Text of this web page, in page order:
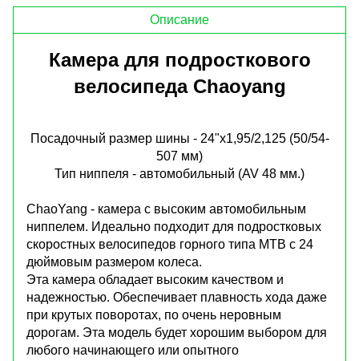
Описание
Камера для подросткового
велосипеда Chaoyang
Посадочный размер шины - 24"x1,95/2,125 (50/54-
507 мм)
Тип ниппеля - автомобильный (AV 48 мм.)
ChaoYang - камера с высоким автомобильным
ниппелем. Идеально подходит для подростковых
скоростных велосипедов горного типа MTB с 24
дюймовым размером колеса.
Эта камера обладает высоким качеством и
надежностью. Обеспечивает плавность хода даже
при крутых поворотах, по очень неровным
дорогам. Эта модель будет хорошим выбором для
любого начинающего или опытного